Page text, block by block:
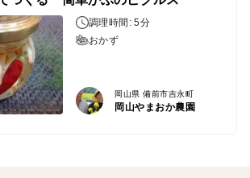
調理時間: 5分
おかず
岡山県 備前市吉永町
岡山やまおか農園